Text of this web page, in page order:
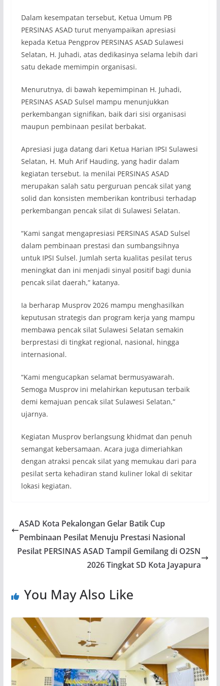
Dalam kesempatan tersebut, Ketua Umum PB
PERSINAS ASAD turut menyampaikan apresiasi
kepada Ketua Pengprov PERSINAS ASAD Sulawesi
Selatan, H. Juhadi, atas dedikasinya selama lebih dari
satu dekade memimpin organisasi.
Menurutnya, di bawah kepemimpinan H. Juhadi,
PERSINAS ASAD Sulsel mampu menunjukkan
perkembangan signifikan, baik dari sisi organisasi
maupun pembinaan pesilat berbakat.
Apresiasi juga datang dari Ketua Harian IPSI Sulawesi
Selatan, H. Muh Arif Hauding, yang hadir dalam
kegiatan tersebut. Ia menilai PERSINAS ASAD
merupakan salah satu perguruan pencak silat yang
solid dan konsisten memberikan kontribusi terhadap
perkembangan pencak silat di Sulawesi Selatan.
“Kami sangat mengapresiasi PERSINAS ASAD Sulsel
dalam pembinaan prestasi dan sumbangsihnya
untuk IPSI Sulsel. Jumlah serta kualitas pesilat terus
meningkat dan ini menjadi sinyal positif bagi dunia
pencak silat daerah,” katanya.
Ia berharap Musprov 2026 mampu menghasilkan
keputusan strategis dan program kerja yang mampu
membawa pencak silat Sulawesi Selatan semakin
berprestasi di tingkat regional, nasional, hingga
internasional.
“Kami mengucapkan selamat bermusyawarah.
Semoga Musprov ini melahirkan keputusan terbaik
demi kemajuan pencak silat Sulawesi Selatan,”
ujarnya.
Kegiatan Musprov berlangsung khidmat dan penuh
semangat kebersamaan. Acara juga dimeriahkan
dengan atraksi pencak silat yang memukau dari para
pesilat serta kehadiran stand kuliner lokal di sekitar
lokasi kegiatan.
ASAD Kota Pekalongan Gelar Batik Cup
Pembinaan Pesilat Menuju Prestasi Nasional
Pesilat PERSINAS ASAD Tampil Gemilang di O2SN
2026 Tingkat SD Kota Jayapura
You May Also Like